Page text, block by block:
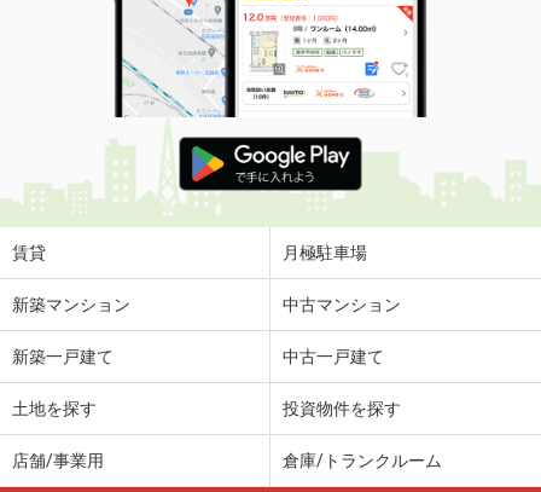
住 所
東京都調布市上石原３丁目
専有面積 31.32m²
間取り
1K
東京都立川市栄町２丁目
価 格
7.20万円
住 所
東京都立川市栄町２丁目
専有面積
東京都杉並区大宮１
23.80万円
東京都西東京市向台町４
賃貸 月極駐車場
新築マンション 中古マンション
新築一戸建て 中古一戸建て
土地を探す 投資物件を探す
店舗/事業用 倉庫/トランクルーム